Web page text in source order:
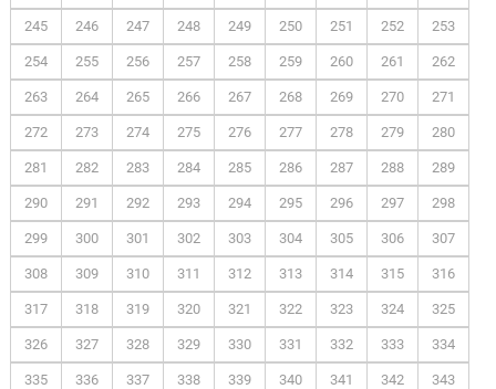
245 246 247 248 249 250 251 252 253
254 255 256 257 258 259 260 261 262
263 264 265 266 267 268 269 270 271
272 273 274 275 276 277 278 279 280
281 282 283 284 285 286 287 288 289
290 291 292 293 294 295 296 297 298
299 300 301 302 303 304 305 306 307
308 309 310 311 312 313 314 315 316
317 318 319 320 321 322 323 324 325
326 327 328 329 330 331 332 333 334
335 336 337 338 339 340 341 342 343